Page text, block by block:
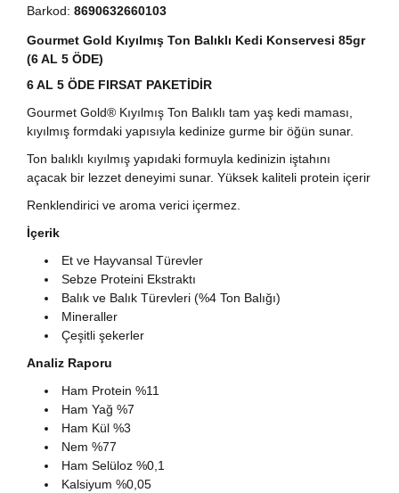
Barkod: 8690632660103
Gourmet Gold Kıyılmış Ton Balıklı Kedi Konservesi 85gr
(6 AL 5 ÖDE)
6 AL 5 ÖDE FIRSAT PAKETİDİR
Gourmet Gold® Kıyılmış Ton Balıklı tam yaş kedi maması,
kıyılmış formdaki yapısıyla kedinize gurme bir öğün sunar.
Ton balıklı kıyılmış yapıdaki formuyla kedinizin iştahını
açacak bir lezzet deneyimi sunar. Yüksek kaliteli protein içerir
Renklendirici ve aroma verici içermez.
İçerik
Et ve Hayvansal Türevler
Sebze Proteini Ekstraktı
Balık ve Balık Türevleri (%4 Ton Balığı)
Mineraller
Çeşitli şekerler
Analiz Raporu
Ham Protein %11
Ham Yağ %7
Ham Kül %3
Nem %77
Ham Selüloz %0,1
Kalsiyum %0,05